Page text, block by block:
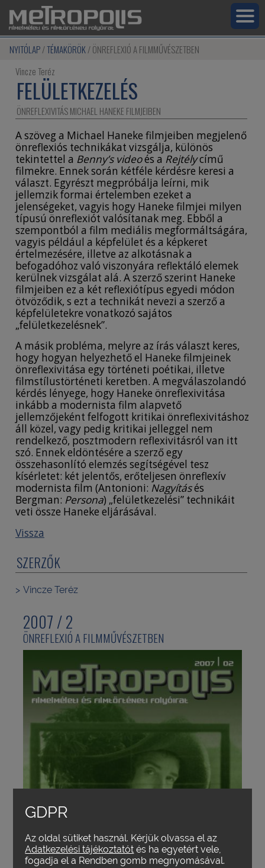
NYITÓLAP TÉMAKÖRÖK ÖNREFLEXIÓ A FILMMŰVÉSZETBEN
Vincze Teréz
FELÜLETKEZELÉS
ÖNREFLEXIVITÁS MICHAEL HANEKE FILMJEIBEN
A szöveg a Michael Haneke filmjeiben megjelenő
önreflexiós technikákat vizsgálja, különös
tekintettel a Benny’s videoés a Rejtélycímű
filmekre. Ennek során kétféle kérdésre keresi a
választ. Egyrészt megpróbálja leírni, mik
jellemzik formai értelemben ezeket a
jelenségeket, vagyis hogy Haneke filmjei milyen
típusú önreflexiót valósítanak meg. Ebből a
szempontból a film mediális megformáltságára,
vagyis például a képfelület és a képkeret
értelmezésére, illetve az alkotásnak a
befogadóhoz való viszonyára reflektáló elemek
kerülnek vizsgálat alá. A szerző szerint Haneke
filmjeiben ez a két reflexiótípus egyedi módon
ötvöződik, s ezt a technikát nevezi a szerző a
képfelületekre vonatkozó sajátos
„felületkezelésnek”.
A másik probléma, melyre az írás választ keres,
hogy hogyan helyezhető el Haneke filmjeinek
önreflexivitása egy történeti poétikai, illetve
filmstílustörténeti keretben. A megválaszolandó
kérdés lényege, hogy Haneke önreflexivitása
inkább a modernista film alapvető
jellemzőjeként felfogott kritikai önreflexivitáshoz
áll közel, vagy pedig kritikai jelleggel nem
rendelkező, posztmodern reflexivitásról van itt
szó. Ennek eldöntésére a szerző egy
összehasonlító elemzés segítségével tesz
kísérletet: két jelentős, erőteljesen önreflexív
modernista film (Antonioni: Nagyításés
Bergman: Persona) „felületkezelési” technikáit
veti össze Haneke eljárásával.
Vissza
SZERZŐK
Vincze Teréz
2007 / 2
ÖNREFLEXIÓ A FILMMŰVÉSZETBEN
GDPR
Az oldal sütiket használ. Kérjük olvassa el az
Adatkezelési tájékoztatót és ha egyetért vele,
fogadja el a Rendben gomb megnyomásával.